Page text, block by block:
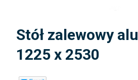
Stół zalewowy
1225 x 2530